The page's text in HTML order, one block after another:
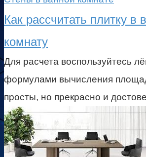
Как рассчитать плитку в
комнату
Для расчета воспользуйтесь
формулами вычисления
просты, но прекрасно и